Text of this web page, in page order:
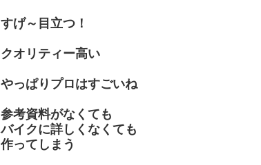
すげ～目立つ！
クオリティー高い
やっぱりプロはすごいね
参考資料がなくても
バイクに詳しくなくても
作ってしまう